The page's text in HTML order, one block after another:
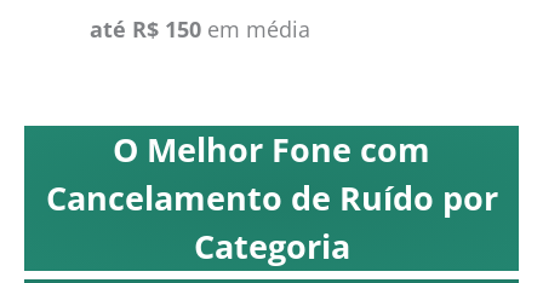
até R$ 150 em média
O Melhor Fone com
Cancelamento de Ruído por
Categoria